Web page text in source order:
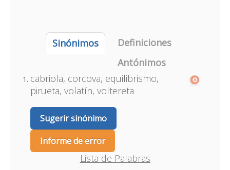
Sinónimos
Definiciones
Antónimos
cabriola, corcova, equilibrismo,
pirueta, volatín, voltereta
Sugerir sinónimo
Informe de error
Lista de Palabras